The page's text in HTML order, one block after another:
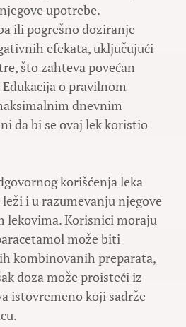
upotrebe.
ili pogrešno doziranje
efekata, uključujući
što zahteva povećan
o pravilnom
dnevnim
da bi se ovaj lek koristio
korišćenja leka
i u razumevanju njegove
lekovima. Korisnici moraju
može biti
kombinovanih preparata,
doza može proisteći iz
istovremeno koji sadrže